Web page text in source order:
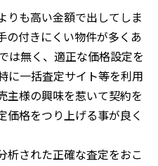
りも高い金額で出してしま
の付きにくい物件が多くあ
は無く、適正な価格設定を
に一括査定サイト等を利用
主様の興味を惹いて契約を
格をつり上げる事が良く
析された正確な査定をおこ